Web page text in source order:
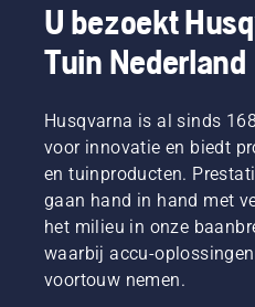
U bezoekt
Tuin Nederland
Husqvarna is al sinds
voor innovatie en biedt
en tuinproducten.
gaan hand in hand met
het milieu in onze
waarbij accu-
voortouw nemen.